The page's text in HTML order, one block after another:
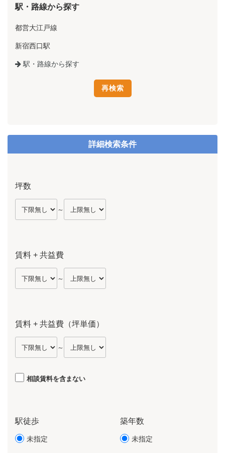
駅・路線から探す
都営大江戸線
新宿西口駅
駅・路線から探す
詳細検索条件
坪数
～
賃料 + 共益費
～
賃料 + 共益費（坪単価）
～
相談賃料を含まない
駅徒歩
未指定
築年数
未指定